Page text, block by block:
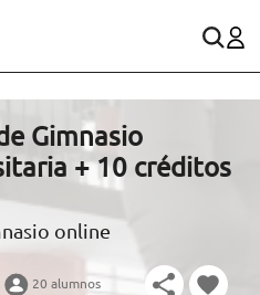
España)
Gimnasio
+ 10 créditos
online
20 alumnos